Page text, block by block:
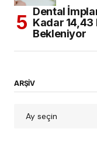
Dental
Kadar 14,43
Bekleniyor
ARŞİV